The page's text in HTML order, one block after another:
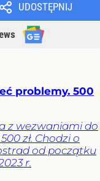
UDOSTĘPNIJ
problemy. 500
z wezwaniami do
zł. Chodzi o
od początku
r.